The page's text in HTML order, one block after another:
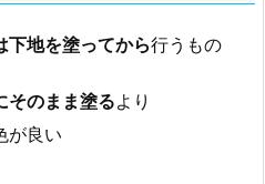
下地を塗ってから行うもの
そのまま塗るより
が良い